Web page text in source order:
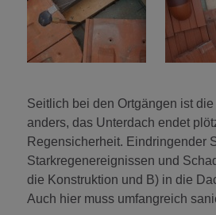
Seitlich bei den Ortgängen ist
anders, das Unterdach endet
Regensicherheit. Eindringender
Starkregenereignissen und
die Konstruktion und B) in die
Auch hier muss umfangreich